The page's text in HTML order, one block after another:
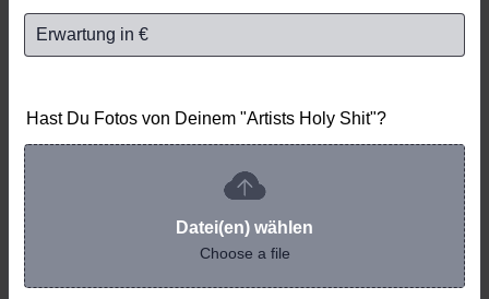
Hast Du Fotos von Deinem "Artists Holy Shit"?
Datei(en) wählen
Choose a file